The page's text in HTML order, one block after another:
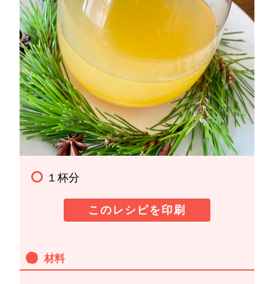
１杯分
このレシピを印刷
材料